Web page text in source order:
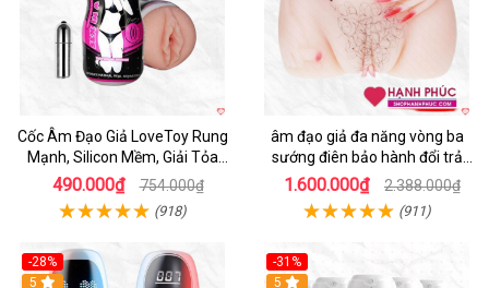
Cốc Âm Đạo Giả LoveToy Rung
Mạnh, Silicon Mềm, Giải Tỏa
Sinh Lý
490.000₫ 754.000₫
(918)
âm đạo giả đa năng vòng ba
sướng điên bảo hành đổi trả
nhanh
1.600.000₫ 2.388.000₫
(911)
-28%
5
-31%
Hot
5